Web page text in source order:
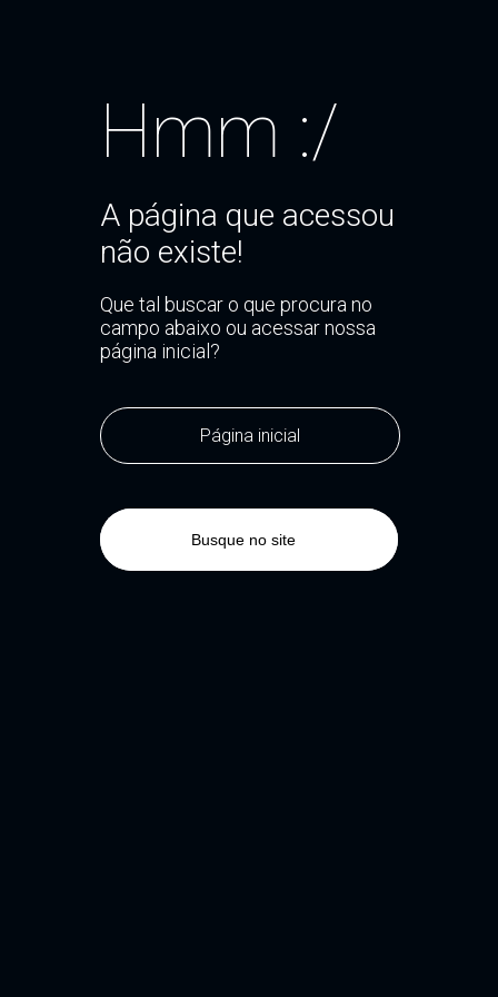
Hmm :/
A página que acessou
não existe!
Que tal buscar o que procura no
campo abaixo ou acessar nossa
página inicial?
Página inicial